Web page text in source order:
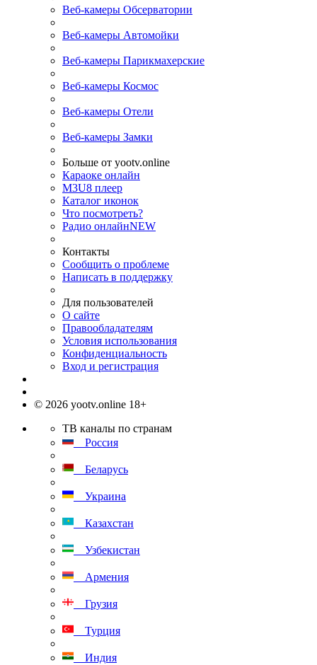
Веб-камеры Обсерватории
Веб-камеры Автомойки
Веб-камеры Парикмахерские
Веб-камеры Космос
Веб-камеры Отели
Веб-камеры Замки
Больше от yootv.online
Караоке онлайн
M3U8 плеер
Каталог иконок
Что посмотреть?
Радио онлайнNEW
Контакты
Сообщить о проблеме
Написать в поддержку
Для пользователей
О сайте
Правообладателям
Условия использования
Конфиденциальность
Вход и регистрация
© 2026 yootv.online 18+
ТВ каналы по странам
Россия
Беларусь
Украина
Казахстан
Узбекистан
Армения
Грузия
Турция
Индия